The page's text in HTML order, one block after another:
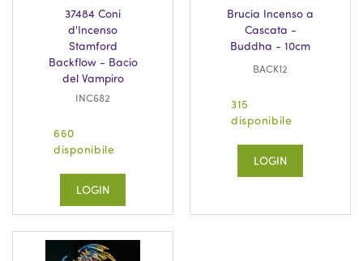
37484 Coni
d'Incenso
Stamford
Backflow - Bacio
del Vampiro
INC682
660
disponibile
LOGIN
Brucia Incenso a
Cascata -
Buddha - 10cm
BACK12
315
disponibile
LOGIN